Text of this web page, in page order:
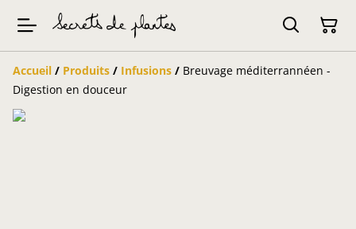
Accueil / Produits / Infusions / Breuvage méditerrannéen -
Digestion en douceur